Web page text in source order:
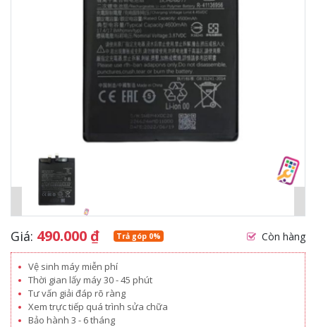
Giá: 490.000 ₫ Trả góp 0% Còn hàng
Vệ sinh máy miễn phí
Thời gian lấy máy 30 - 45 phút
Tư vấn giải đáp rõ ràng
Xem trực tiếp quá trình sửa chữa
Bảo hành 3 - 6 tháng